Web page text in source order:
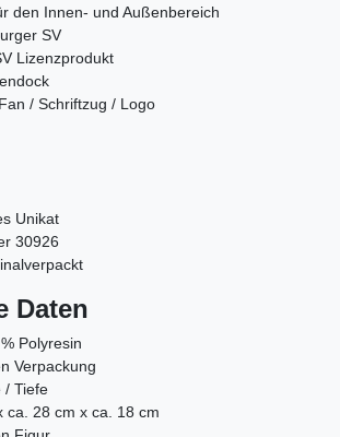
den Innen- und Außenbereich
SV
Lizenzprodukt
/ Schriftzug / Logo
Unikat
30926
Daten
Polyresin
Verpackung
/ Tiefe
ca. 28 cm x ca. 18 cm